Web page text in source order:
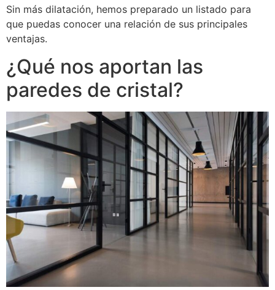
Sin más dilatación, hemos preparado un listado para
que puedas conocer una relación de sus principales
ventajas.
¿Qué nos aportan las
paredes de cristal?